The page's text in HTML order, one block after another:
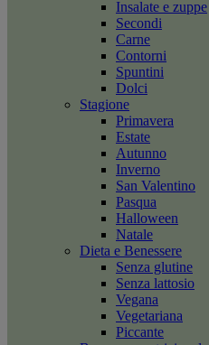
Insalate e zuppe
Secondi
Carne
Contorni
Spuntini
Dolci
Stagione
Primavera
Estate
Autunno
Inverno
San Valentino
Pasqua
Halloween
Natale
Dieta e Benessere
Senza glutine
Senza lattosio
Vegana
Vegetariana
Piccante